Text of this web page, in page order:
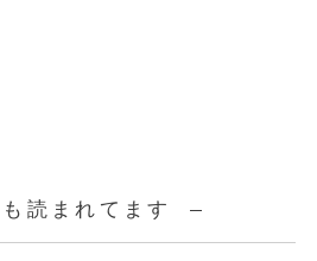
読まれてます